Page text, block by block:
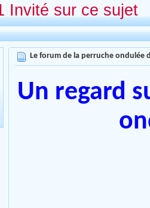
Invité sur ce sujet
Le forum de la perruche ondulée
Un regard